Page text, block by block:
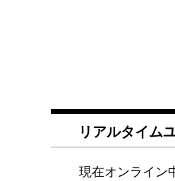
リアルタイム
現在オンライン